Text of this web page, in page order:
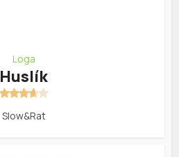
Loga
Huslík
Slow&Rat